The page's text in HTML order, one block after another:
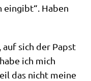
ein­gibt“. Haben
sich der Papst
ich mich
das nicht mei­ne